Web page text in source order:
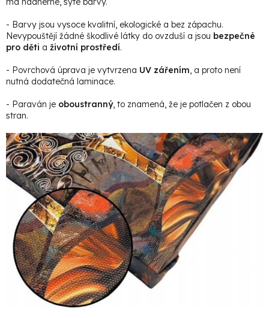
- Barvy jsou vysoce kvalitní, ekologické a bez zápachu.
Nevypouštějí žádné škodlivé látky do ovzduší a jsou bezpečné
pro děti a životní prostředí.
- Povrchová úprava je vytvrzena UV zářením, a proto není
nutná dodatečná laminace.
- Paraván je oboustranný, to znamená, že je potlačen z obou
stran.